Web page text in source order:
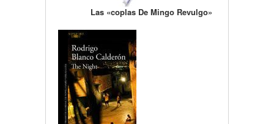
Las «coplas De Mingo Revulgo»